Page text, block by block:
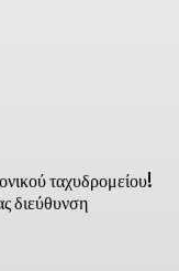
ταχυδρομείου!
διεύθυνση